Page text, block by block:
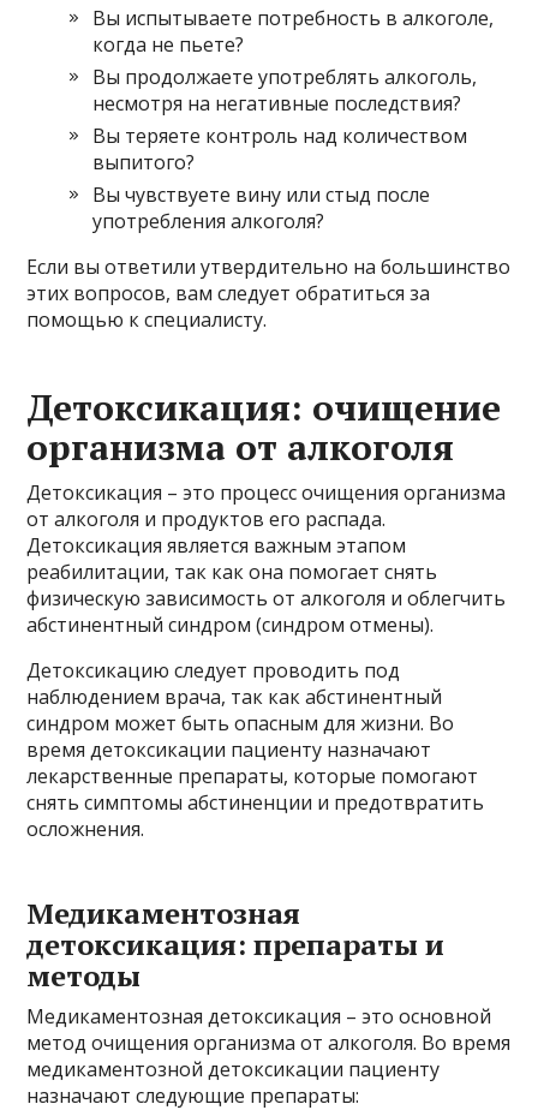
Вы испытываете потребность в алкоголе,
когда не пьете?
Вы продолжаете употреблять алкоголь,
несмотря на негативные последствия?
Вы теряете контроль над количеством
выпитого?
Вы чувствуете вину или стыд после
употребления алкоголя?
Если вы ответили утвердительно на большинство
этих вопросов, вам следует обратиться за
помощью к специалисту.
Детоксикация: очищение
организма от алкоголя
Детоксикация – это процесс очищения организма
от алкоголя и продуктов его распада.
Детоксикация является важным этапом
реабилитации, так как она помогает снять
физическую зависимость от алкоголя и облегчить
абстинентный синдром (синдром отмены).
Детоксикацию следует проводить под
наблюдением врача, так как абстинентный
синдром может быть опасным для жизни. Во
время детоксикации пациенту назначают
лекарственные препараты, которые помогают
снять симптомы абстиненции и предотвратить
осложнения.
Медикаментозная
детоксикация: препараты и
методы
Медикаментозная детоксикация – это основной
метод очищения организма от алкоголя. Во время
медикаментозной детоксикации пациенту
назначают следующие препараты: